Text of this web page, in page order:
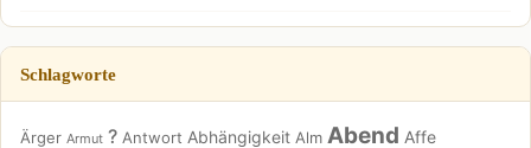
Schlagworte
Ärger Armut ? Antwort Abhängigkeit Alm Abend Affe